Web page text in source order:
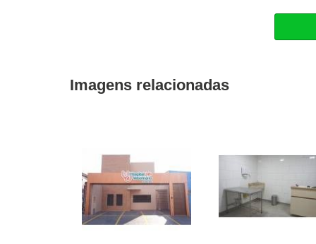
Imagens relacionadas